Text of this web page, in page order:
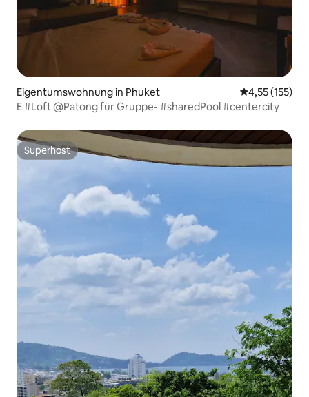
Eigentumswohnung in Phuket
4,55 (155)
E #Loft @Patong für Gruppe- #sharedPool #centercity
Superhost
Superhost